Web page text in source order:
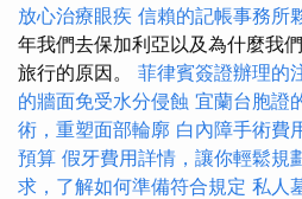
放心治療眼疾 信賴的記帳事務所
年我們去保加利亞以及為什麼我
旅行的原因。 菲律賓簽證辦理的
的牆面免受水分侵蝕 宜蘭台胞證
術，重塑面部輪廓 白內障手術費
預算 假牙費用詳情，讓你輕鬆規
求，了解如何準備符合規定 私人